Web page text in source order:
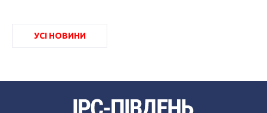
УСІ НОВИНИ